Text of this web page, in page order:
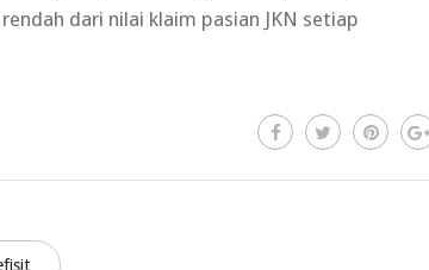
dari nilai klaim pasian JKN setiap